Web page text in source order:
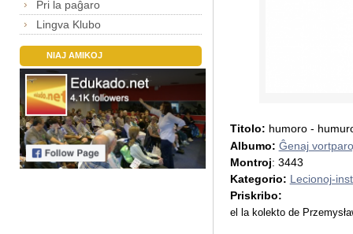
Pri la paĝaro
Lingva Klubo
NIAJ AMIKOJ
Titolo: humoro -
Albumo: Ĝenaj
Montroj: 3443
Kategorio: Lecionoj-
Priskribo:
el la kolekto de